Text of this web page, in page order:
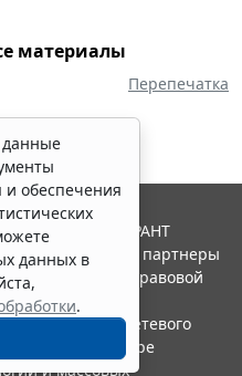
материалы
Перепечатка
и обеспечения
данных в
.
Система ГАРАНТ
"Гарант" и ее партнеры
ассоциации правовой
в качестве сетевого
по надзору в сфере
и массовых